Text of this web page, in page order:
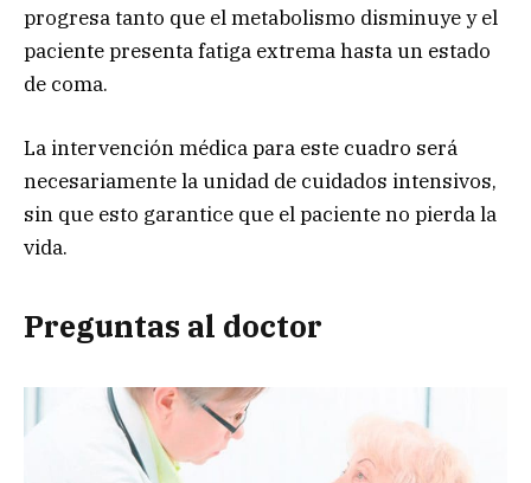
progresa tanto que el metabolismo disminuye y el
paciente presenta fatiga extrema hasta un estado
de coma.
La intervención médica para este cuadro será
necesariamente la unidad de cuidados intensivos,
sin que esto garantice que el paciente no pierda la
vida.
Preguntas al doctor